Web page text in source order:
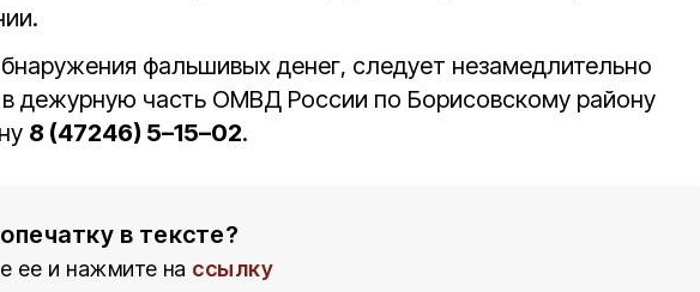
фальшивых денег, следует незамедлительно
в дежурную часть ОМВД России по Борисовскому району
8 (47246) 5–15–02.
в тексте?
ее и нажмите на ссылку